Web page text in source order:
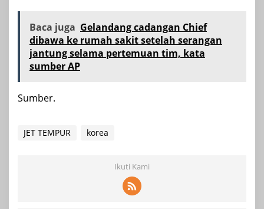
Baca juga Gelandang cadangan Chief
dibawa ke rumah sakit setelah serangan
jantung selama pertemuan tim, kata
sumber AP
Sumber.
JET TEMPUR korea
Ikuti Kami